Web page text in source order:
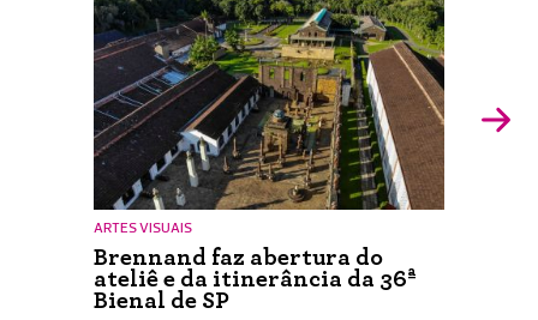
ARTES VISUAIS
Brennand faz abertura do
ateliê e da itinerância da 36ª
Bienal de SP